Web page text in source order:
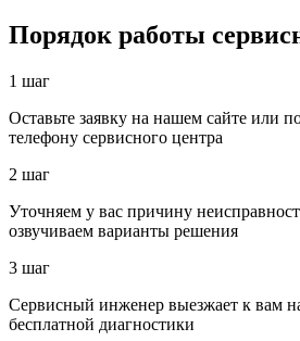
Порядок работы
1 шаг
Оставьте заявку на нашем сайте или
телефону сервисного центра
2 шаг
Уточняем у вас причину
озвучиваем варианты решения
3 шаг
Сервисный инженер выезжает к вам
бесплатной диагностики